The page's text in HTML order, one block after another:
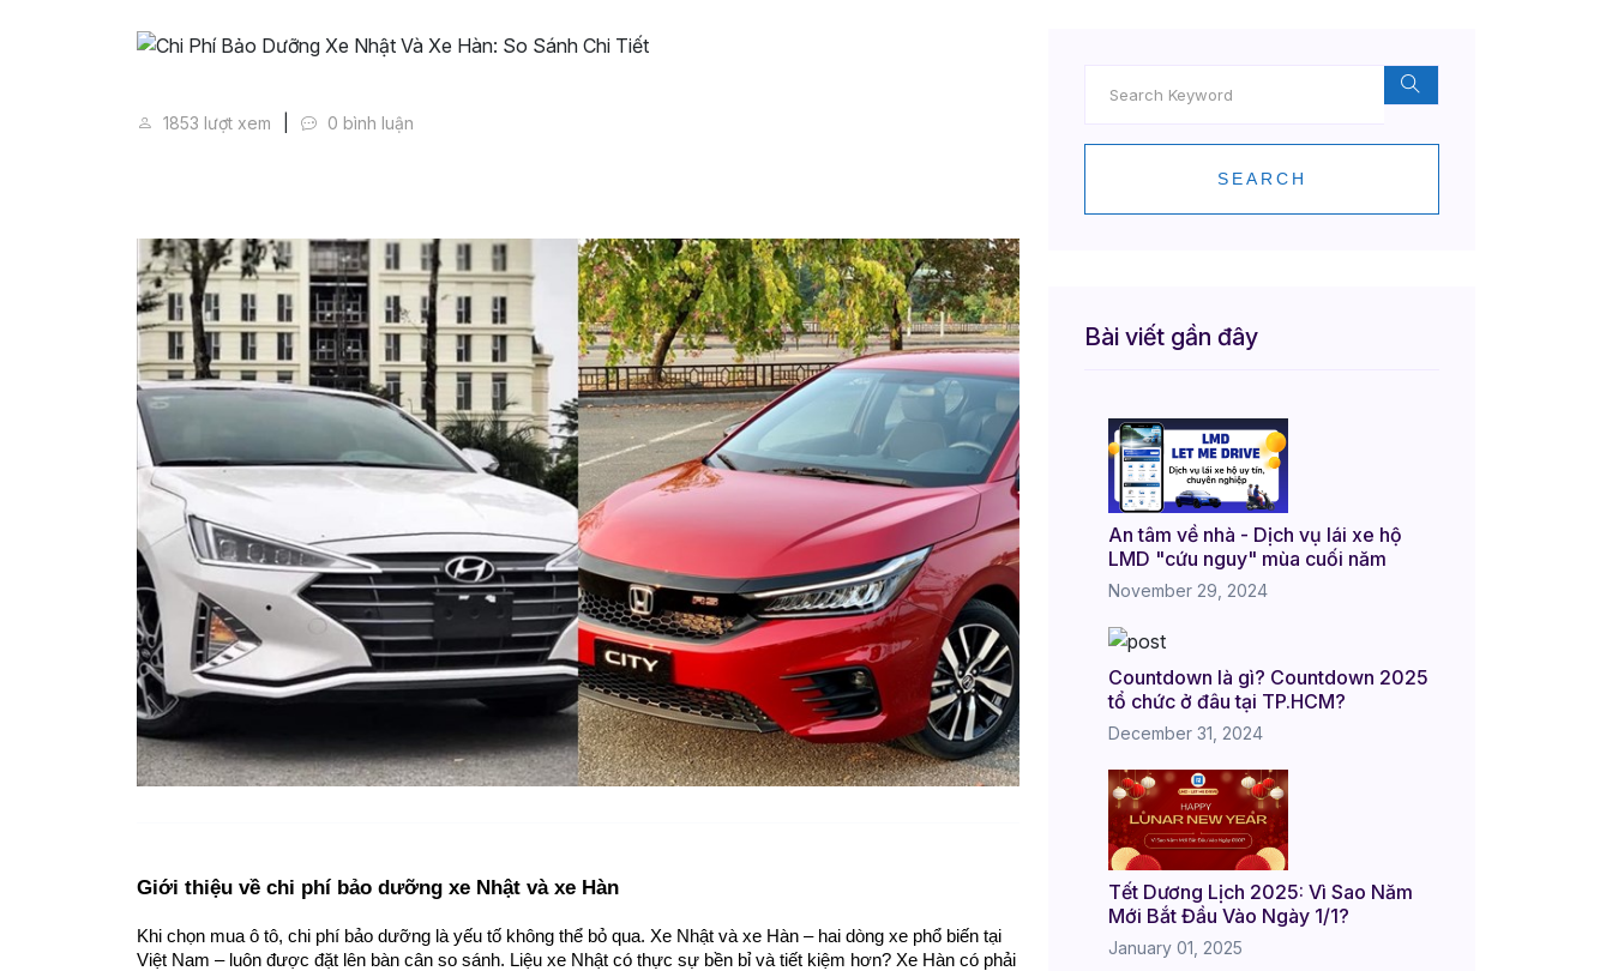
Chi Phí Bảo Dưỡng Xe Nhật Và Xe Hàn: So Sánh Chi Tiết
1853 lượt xem 0 bình luận
Giới thiệu về chi phí bảo dưỡng xe Nhật và xe Hàn
Khi chọn mua ô tô, chi phí bảo dưỡng là yếu tố không thể bỏ qua. Xe Nhật và xe Hàn – hai dòng xe phổ biến tại
Việt Nam – luôn được đặt lên bàn cân so sánh. Liệu xe Nhật có thực sự bền bỉ và tiết kiệm hơn? Xe Hàn có phải
SEARCH
Bài viết gần đây
An tâm về nhà - Dịch vụ lái xe hộ
LMD "cứu nguy" mùa cuối năm
November 29, 2024
Countdown là gì? Countdown 2025
tổ chức ở đâu tại TP.HCM?
December 31, 2024
Tết Dương Lịch 2025: Vì Sao Năm
Mới Bắt Đầu Vào Ngày 1/1?
January 01, 2025